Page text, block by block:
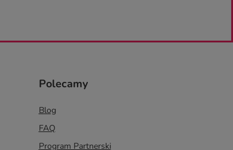
Polecamy
Blog
FAQ
Program Partnerski